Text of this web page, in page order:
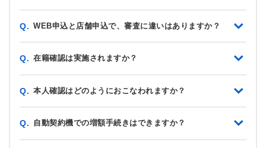
Q. WEB申込と店舗申込で、審査に違いはありますか？
Q. 在籍確認は実施されますか？
Q. 本人確認はどのようにおこなわれますか？
Q. 自動契約機での増額手続きはできますか？